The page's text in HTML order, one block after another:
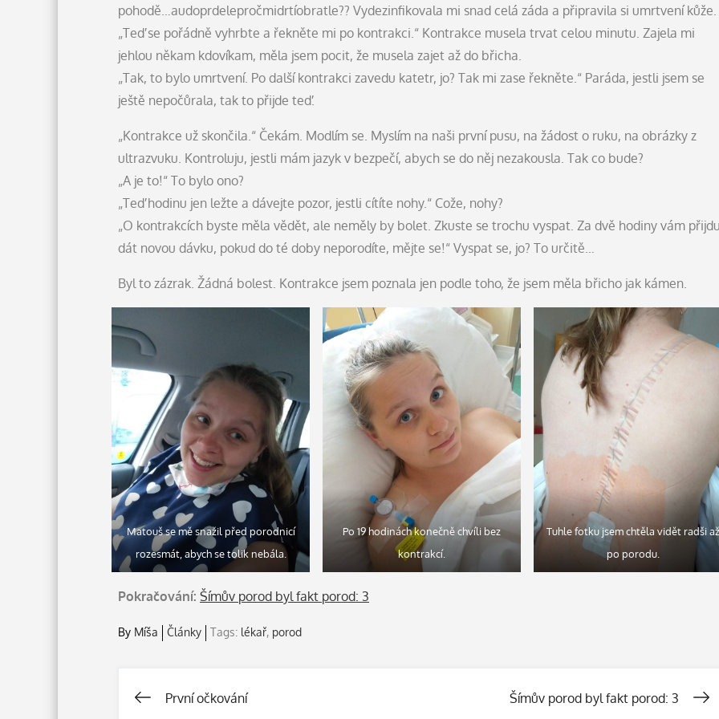
pohodě…audoprdelepročmidrtíobratle?? Vydezinfikovala mi snad celá záda a připravila si umrtvení kůže.
„Teď se pořádně vyhrbte a řekněte mi po kontrakci.“ Kontrakce musela trvat celou minutu. Zajela mi
jehlou někam kdovíkam, měla jsem pocit, že musela zajet až do břicha.
„Tak, to bylo umrtvení. Po další kontrakci zavedu katetr, jo? Tak mi zase řekněte.“ Paráda, jestli jsem se
ještě nepočůrala, tak to přijde teď.
„Kontrakce už skončila.“ Čekám. Modlím se. Myslím na naši první pusu, na žádost o ruku, na obrázky z
ultrazvuku. Kontroluju, jestli mám jazyk v bezpečí, abych se do něj nezakousla. Tak co bude?
„A je to!“ To bylo ono?
„Teď hodinu jen ležte a dávejte pozor, jestli cítíte nohy.“ Cože, nohy?
„O kontrakcích byste měla vědět, ale neměly by bolet. Zkuste se trochu vyspat. Za dvě hodiny vám
dát novou dávku, pokud do té doby neporodíte, mějte se!“ Vyspat se, jo? To určitě…
Byl to zázrak. Žádná bolest. Kontrakce jsem poznala jen podle toho, že jsem měla břicho jak kámen.
Matouš se mě snažil před porodnicí
rozesmát, abych se tolik nebála.
Po 19 hodinách konečně chvíli bez
kontrakcí.
Tuhle fotku jsem chtěla vidět radši až
po porodu.
Pokračování: Šímův porod byl fakt porod: 3
By Míša Články Tags: lékař, porod
Navigace
První očkování Šímův porod byl fakt porod: 3